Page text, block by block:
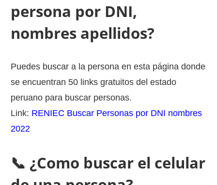
persona por DNI,
nombres apellidos?
Puedes buscar a la persona en esta página donde
se encuentran 50 links gratuitos del estado
peruano para buscar personas.
Link: RENIEC Buscar Personas por DNI nombres
2022
📞 ¿Como buscar el celular